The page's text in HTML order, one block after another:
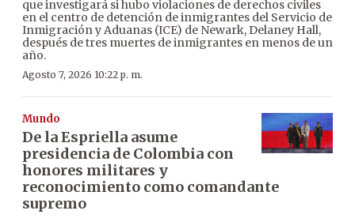
que investigará si hubo violaciones de derechos civiles
en el centro de detención de inmigrantes del Servicio de
Inmigración y Aduanas (ICE) de Newark, Delaney Hall,
después de tres muertes de inmigrantes en menos de un
año.
Agosto 7, 2026 10:22 p. m.
Mundo
De la Espriella asume
presidencia de Colombia con
honores militares y
reconocimiento como comandante
supremo